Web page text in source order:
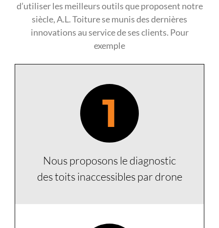
d’utiliser les meilleurs outils que proposent notre
siècle, A.L. Toiture se munis des dernières
innovations au service de ses clients. Pour
exemple
1
Nous proposons le diagnostic
des toits inaccessibles par drone